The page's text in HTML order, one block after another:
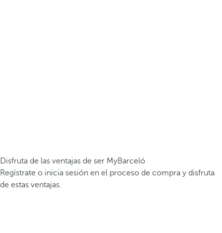
Disfruta de las ventajas de ser MyBarceló
Regístrate o inicia sesión en el proceso de compra y disfruta
de estas ventajas.